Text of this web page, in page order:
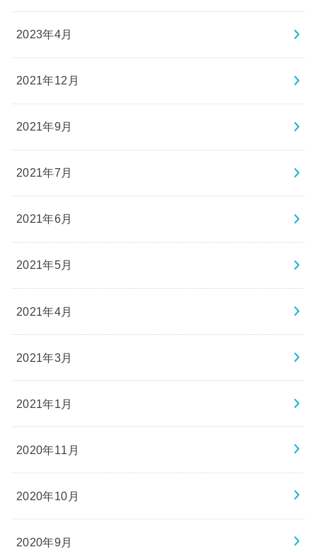
2023年4月
2021年12月
2021年9月
2021年7月
2021年6月
2021年5月
2021年4月
2021年3月
2021年1月
2020年11月
2020年10月
2020年9月